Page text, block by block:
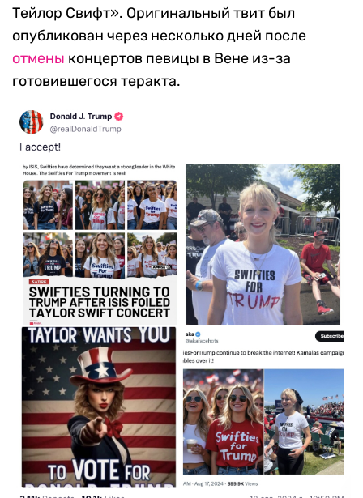
Тейлор Свифт». Оригинальный твит был
опубликован через несколько дней после
отмены концертов певицы в Вене из-за
готовившегося теракта.